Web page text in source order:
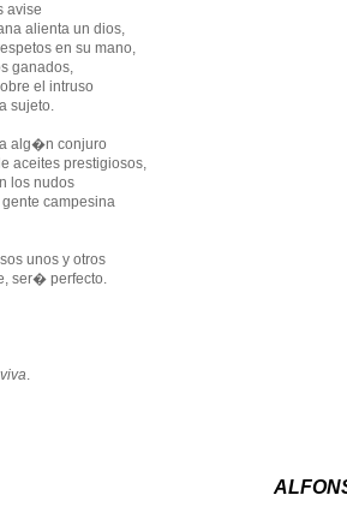
avise
alienta un dios,
en su mano,
ganados,
el intruso
sujeto.
alg�n conjuro
aceites prestigiosos,
los nudos
campesina
unos y otros
ser� perfecto.
.